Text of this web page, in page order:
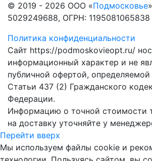
© 2019 - 2026 ООО «Подмосковье
5029249688, ОГРН: 1195081065838
Политика конфиденциальности
Сайт https://podmoskovieopt.ru/
информационный характер и не
публичной офертой,
Статьи 437 (2) Гражданского
Федерации.
Информацию о точной стоимости
на доставку уточняйте у
Перейти вверх
Мы используем файлы cookie и